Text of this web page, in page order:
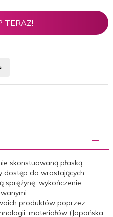
TERAZ!
skonstuowaną płaską
dostęp do wrastających
sprężynę, wykończenie
produktów poprzez
materiałów (Japońska